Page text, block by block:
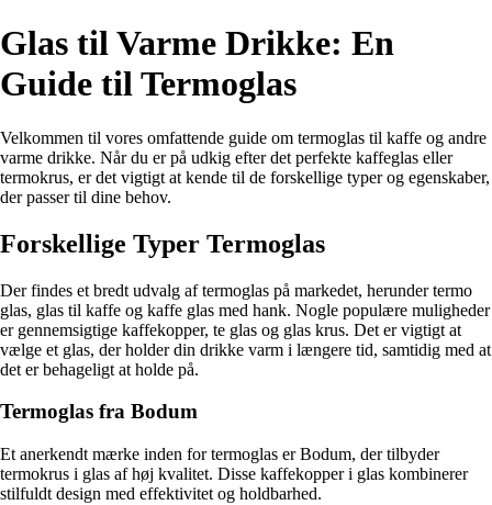
Glas til Varme Drikke: En
Guide til Termoglas
Velkommen til vores omfattende guide om termoglas til kaffe og andre
varme drikke. Når du er på udkig efter det perfekte kaffeglas eller
termokrus, er det vigtigt at kende til de forskellige typer og egenskaber,
der passer til dine behov.
Forskellige Typer Termoglas
Der findes et bredt udvalg af termoglas på markedet, herunder termo
glas, glas til kaffe og kaffe glas med hank. Nogle populære muligheder
er gennemsigtige kaffekopper, te glas og glas krus. Det er vigtigt at
vælge et glas, der holder din drikke varm i længere tid, samtidig med at
det er behageligt at holde på.
Termoglas fra Bodum
Et anerkendt mærke inden for termoglas er Bodum, der tilbyder
termokrus i glas af høj kvalitet. Disse kaffekopper i glas kombinerer
stilfuldt design med effektivitet og holdbarhed.